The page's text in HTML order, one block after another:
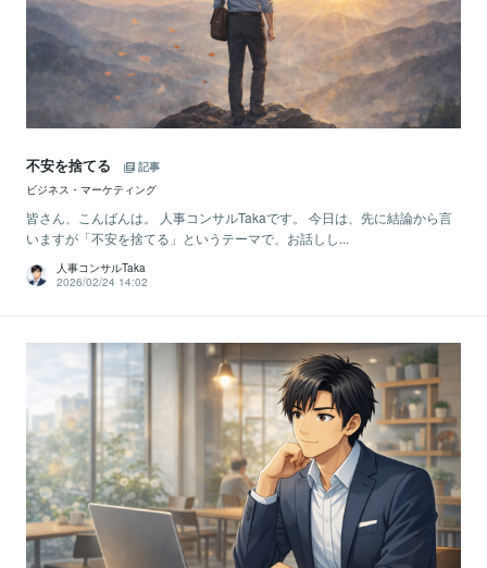
不安を捨てる
記事
ビジネス・マーケティング
皆さん、こんばんは。 人事コンサルTakaです。 今日は、先に結論から言
いますが「不安を捨てる」というテーマで、お話しし...
人事コンサルTaka
2026/02/24 14:02